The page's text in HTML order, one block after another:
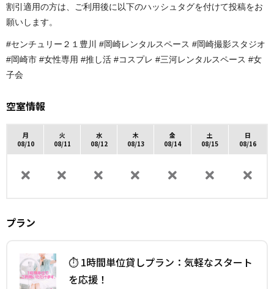
割引適用の方は、ご利用後に以下のハッシュタグを付けて投稿をお
願いします。
#センチュリー２１豊川 #岡崎レンタルスペース #岡崎撮影スタジオ
#岡崎市 #女性専用 #推し活 #コスプレ #三河レンタルスペース #女
子会
空室情報
月
08/10
火
08/11
水
08/12
木
08/13
金
08/14
土
08/15
日
08/16
プラン
⏱ 1時間単位貸しプラン：気軽なスタート
を応援！